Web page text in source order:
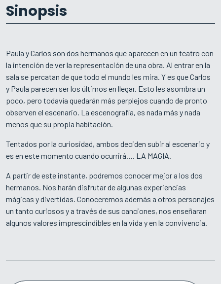
Sinopsis
Paula y Carlos son dos hermanos que aparecen en un teatro con
la intención de ver la representación de una obra. Al entrar en la
sala se percatan de que todo el mundo les mira. Y es que Carlos
y Paula parecen ser los últimos en llegar. Esto les asombra un
poco, pero todavía quedarán más perplejos cuando de pronto
observen el escenario. La escenografía, es nada más y nada
menos que su propia habitación.
Tentados por la curiosidad, ambos deciden subir al escenario y
es en este momento cuando ocurrirá…. LA MAGIA.
A partir de este instante, podremos conocer mejor a los dos
hermanos. Nos harán disfrutar de algunas experiencias
mágicas y divertidas. Conoceremos además a otros personajes
un tanto curiosos y a través de sus canciones, nos enseñaran
algunos valores imprescindibles en la vida y en la convivencia.